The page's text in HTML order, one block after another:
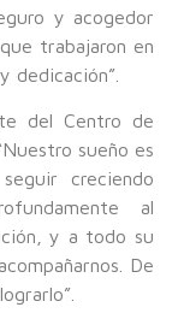
y acogedor
trabajaron en
dedicación”.
del Centro de
sueño es
creciendo
al
y a todo su
De